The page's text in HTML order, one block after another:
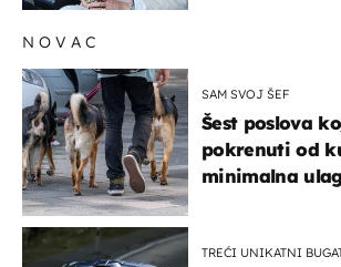
NOVAC
SAM SVOJ ŠEF
Šest poslova
pokrenuti od
minimalna
TREĆI UNIKATNI